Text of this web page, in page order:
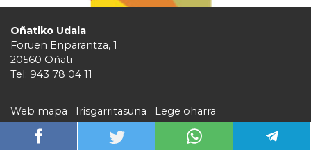
Oñatiko Udala
Foruen Enparantza, 1
20560 Oñati
Tel: 943 78 04 11
Web mapa Irisgarritasuna
Lege oharra
Cookie politika
Barruko informazio kanala